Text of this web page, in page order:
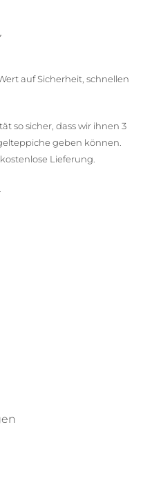
auf Sicherheit, schnellen
so sicher, dass wir ihnen 3
geben können.
Lieferung.
.